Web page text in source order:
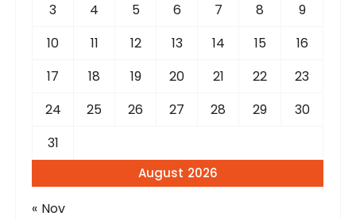
August 2026
3
4 5 6 7 8
9
10
11 12 13 14 15
16
17
18 19 20 21 22
23
24
25 26 27 28 29
30
31
« Nov